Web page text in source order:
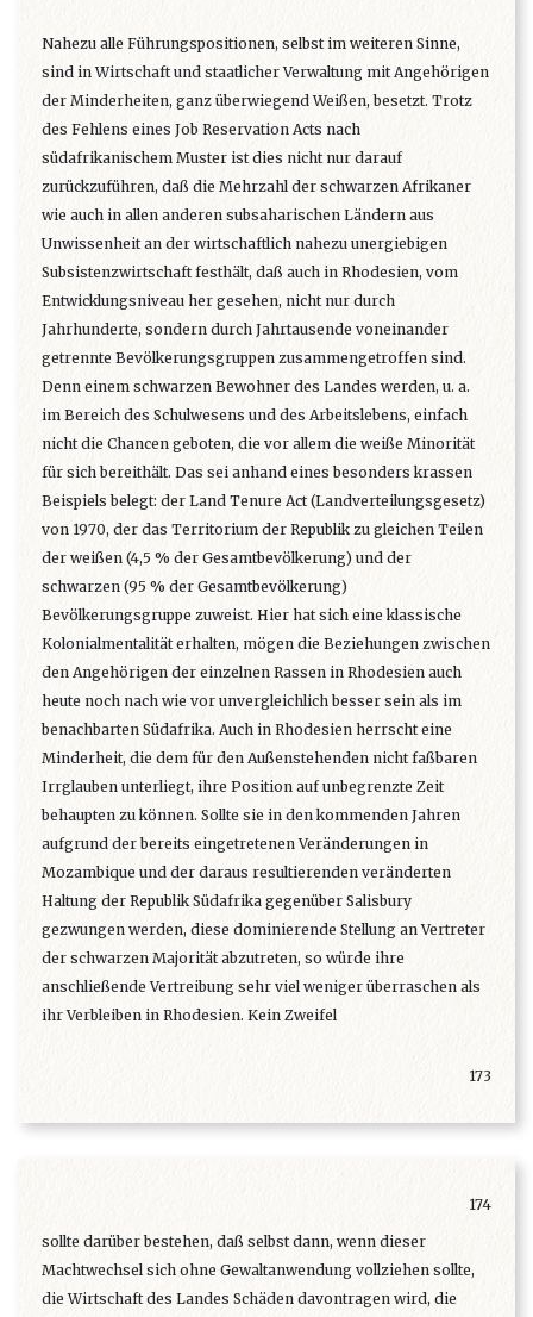
Nahezu alle Führungspositionen, selbst im weiteren Sinne,
sind in Wirtschaft und staatlicher Verwaltung mit Angehörigen
der Minderheiten, ganz überwiegend Weißen, besetzt. Trotz
des Fehlens eines Job Reservation Acts nach
südafrikanischem Muster ist dies nicht nur darauf
zurückzuführen, daß die Mehrzahl der schwarzen Afrikaner
wie auch in allen anderen subsaharischen Ländern aus
Unwissenheit an der wirtschaftlich nahezu unergiebigen
Subsistenzwirtschaft festhält, daß auch in Rhodesien, vom
Entwicklungsniveau her gesehen, nicht nur durch
Jahrhunderte, sondern durch Jahrtausende voneinander
getrennte Bevölkerungsgruppen zusammengetroffen sind.
Denn einem schwarzen Bewohner des Landes werden, u. a.
im Bereich des Schulwesens und des Arbeitslebens, einfach
nicht die Chancen geboten, die vor allem die weiße Minorität
für sich bereithält. Das sei anhand eines besonders krassen
Beispiels belegt: der Land Tenure Act (Landverteilungsgesetz)
von 1970, der das Territorium der Republik zu gleichen Teilen
der weißen (4,5 % der Gesamtbevölkerung) und der
schwarzen (95 % der Gesamtbevölkerung)
Bevölkerungsgruppe zuweist. Hier hat sich eine klassische
Kolonialmentalität erhalten, mögen die Beziehungen zwischen
den Angehörigen der einzelnen Rassen in Rhodesien auch
heute noch nach wie vor unvergleichlich besser sein als im
benachbarten Südafrika. Auch in Rhodesien herrscht eine
Minderheit, die dem für den Außenstehenden nicht faßbaren
Irrglauben unterliegt, ihre Position auf unbegrenzte Zeit
behaupten zu können. Sollte sie in den kommenden Jahren
aufgrund der bereits eingetretenen Veränderungen in
Mozambique und der daraus resultierenden veränderten
Haltung der Republik Südafrika gegenüber Salisbury
gezwungen werden, diese dominierende Stellung an Vertreter
der schwarzen Majorität abzutreten, so würde ihre
anschließende Vertreibung sehr viel weniger überraschen als
ihr Verbleiben in Rhodesien. Kein Zweifel
173
174
sollte darüber bestehen, daß selbst dann, wenn dieser
Machtwechsel sich ohne Gewaltanwendung vollziehen sollte,
die Wirtschaft des Landes Schäden davontragen wird, die